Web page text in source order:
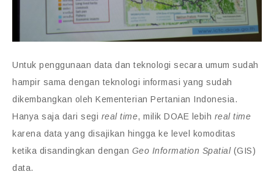
Untuk penggunaan data dan teknologi secara umum sudah
hampir sama dengan teknologi informasi yang sudah
dikembangkan oleh Kementerian Pertanian Indonesia.
Hanya saja dari segi real time, milik DOAE lebih real time
karena data yang disajikan hingga ke level komoditas
ketika disandingkan dengan Geo Information Spatial(GIS)
data.